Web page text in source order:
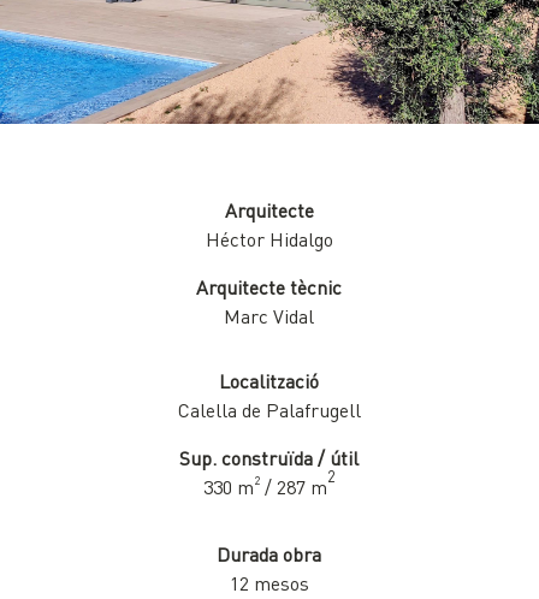
Arquitecte
Héctor Hidalgo
Arquitecte tècnic
Marc Vidal
Localització
Calella de Palafrugell
Sup. construïda / útil
330 m2/ 287 m2
Durada obra
12 mesos